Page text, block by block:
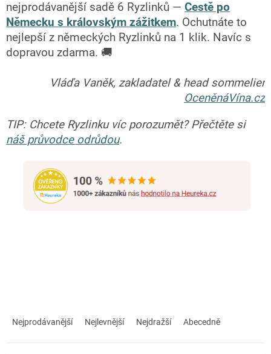
nejprodávanější sadě 6 Ryzlinků — Cestě po
Německu s královským zážitkem. Ochutnáte to
nejlepší z německých Ryzlinků na 1 klik. Navíc s
dopravou zdarma. 🚚
Vláďa Vaněk, zakladatel & head sommelier
OceněnáVína.cz
TIP: Chcete Ryzlinku víc porozumět? Přečtěte si
náš průvodce odrůdou.
Nejprodávanější Nejlevnější Nejdražší Abecedně